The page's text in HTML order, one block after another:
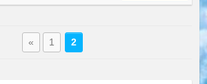
« 1 2